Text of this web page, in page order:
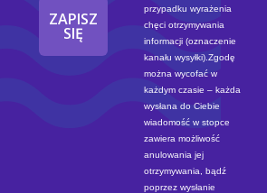
ZAPISZ
SIĘ
przypadku wyrażenia
chęci otrzymywania
informacji (oznaczenie
kanału wysyłki).Zgodę
można wycofać w
każdym czasie – każda
wysłana do Ciebie
wiadomość w stopce
zawiera możliwość
anulowania jej
otrzymywania, bądź
poprzez wysłanie